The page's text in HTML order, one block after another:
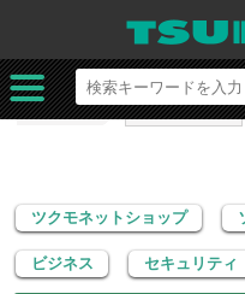
ツクモネットショップ ソ
ビジネス
セキュリティ
ツクモネットショップ
ビジネス セキュリティ